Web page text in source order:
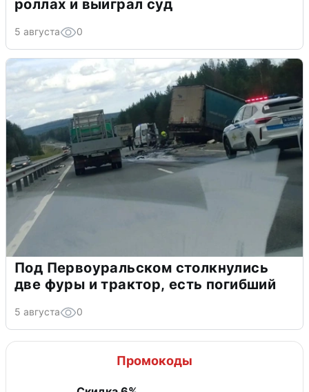
роллах и выиграл суд
5 августа 0
Под Первоуральском столкнулись
две фуры и трактор, есть погибший
5 августа 0
Промокоды